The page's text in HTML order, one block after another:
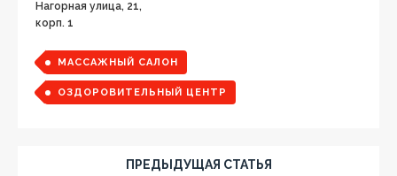
Нагорная улица, 21,
корп. 1
МАССАЖНЫЙ САЛОН
ОЗДОРОВИТЕЛЬНЫЙ ЦЕНТР
ПРЕДЫДУЩАЯ СТАТЬЯ